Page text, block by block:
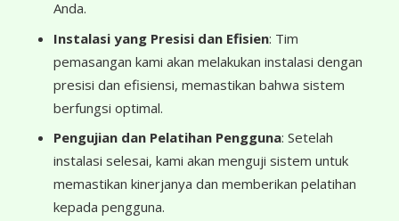
Anda.
Instalasi yang Presisi dan Efisien: Tim
pemasangan kami akan melakukan instalasi dengan
presisi dan efisiensi, memastikan bahwa sistem
berfungsi optimal.
Pengujian dan Pelatihan Pengguna: Setelah
instalasi selesai, kami akan menguji sistem untuk
memastikan kinerjanya dan memberikan pelatihan
kepada pengguna.